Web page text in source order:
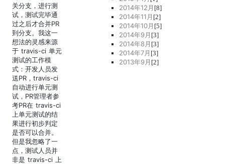
关分支，进行测
试，测试完毕通
过之后才合并PR
到分支。我这一
想法的灵感来源
于 travis-ci 单元
测试的工作模
式：开发人员发
送PR，travis-ci
自动进行单元测
试，PR管理者参
考PR在 travis-ci
上单元测试的结
果进行初步判定
是否可以合并。
但是我忽略了一
点，测试人员并
非是 travis-ci 上
2014年12月 [8]
2014年11月 [2]
2014年10月 [5]
2014年9月 [3]
2014年8月 [3]
2014年7月 [3]
2013年9月 [2]